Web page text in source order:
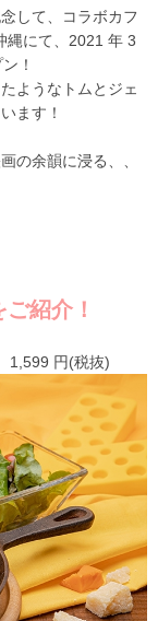
して、コラボカフ
縄にて、2021 年 3
！
ようなトムとジェ
ます！
の余韻に浸る、、
紹介！
1,599 円(税抜)